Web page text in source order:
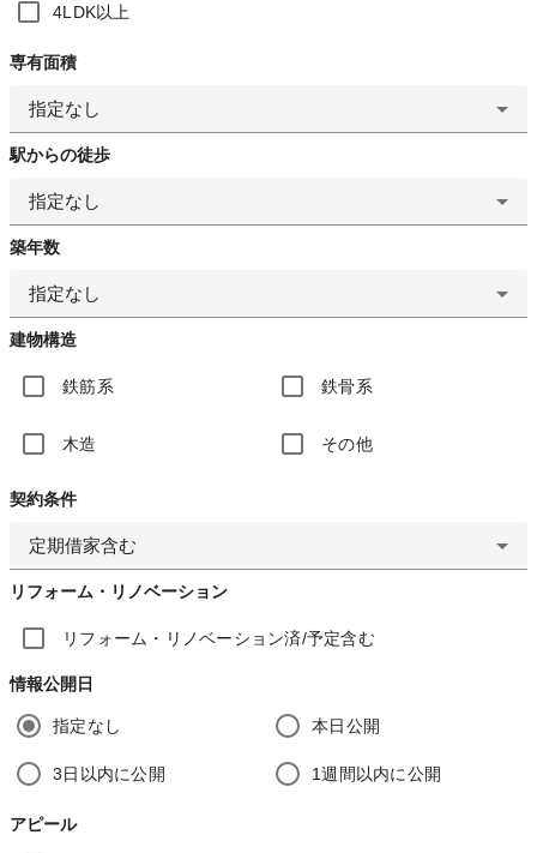
4LDK以上
専有面積
指定なし
駅からの徒歩
指定なし
築年数
指定なし
建物構造
鉄筋系 鉄骨系
木造 その他
契約条件
定期借家含む
リフォーム・リノベーション
リフォーム・リノベーション済/予定含む
情報公開日
指定なし 本日公開
3日以内に公開 1週間以内に公開
アピール